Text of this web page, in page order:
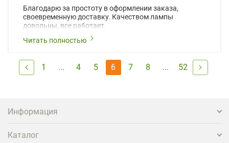
Благодарю за простоту в оформлении заказа,
своевременную доставку. Качеством лампы
довольны, все работает.
Читать полностью
1 ... 4 5 6 7 8 ... 52
Информация
Каталог